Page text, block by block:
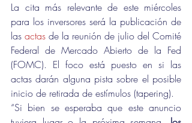
La cita más relevante de este miércoles
para los inversores será la publicación de
las actas de la reunión de julio del Comité
Federal de Mercado Abierto de la Fed
(FOMC). El foco está puesto en si las
actas darán alguna pista sobre el posible
inicio de retirada de estímulos (tapering).
“Si bien se esperaba que este anuncio